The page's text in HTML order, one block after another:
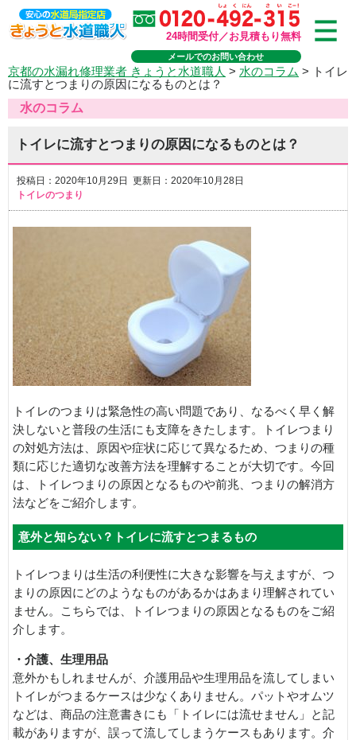
24時間受付／お見積もり無料
メールでのお問い合わせ
京都の水漏れ修理業者 きょうと水道職人 > 水のコラム >
トイレ
に流すとつまりの原因になるものとは？
水のコラム
トイレに流すとつまりの原因になるものとは？
投稿日：2020年10月29日 更新日：2020年10月28日
トイレのつまり
トイレのつまりは緊急性の高い問題であり、なるべく早く解
決しないと普段の生活にも支障をきたします。トイレつまり
の対処方法は、原因や症状に応じて異なるため、つまりの種
類に応じた適切な改善方法を理解することが大切です。今回
は、トイレつまりの原因となるものや前兆、つまりの解消方
法などをご紹介します。
意外と知らない？トイレに流すとつまるもの
トイレつまりは生活の利便性に大きな影響を与えますが、つ
まりの原因にどのようなものがあるかはあまり理解されてい
ません。こちらでは、トイレつまりの原因となるものをご紹
介します。
・介護、生理用品
意外かもしれませんが、介護用品や生理用品を流してしまい
トイレがつまるケースは少なくありません。パットやオムツ
などは、商品の注意書きにも「トイレには流せません」と記
載がありますが、誤って流してしまうケースもあります。介